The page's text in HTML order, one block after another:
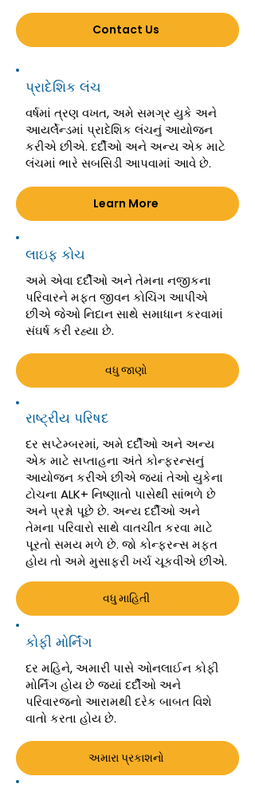
Contact Us
પ્રાદેશિક લંચ
વર્ષમાં ત્રણ વખત, અમે સમગ્ર યુકે અને
આયર્લેન્ડમાં પ્રાદેશિક લંચનું આયોજન
કરીએ છીએ. દર્દીઓ અને અન્ય એક માટે
લંચમાં ભારે સબસિડી આપવામાં આવે છે.
Learn More
લાઇફ કોચ
અમે એવા દર્દીઓ અને તેમના નજીકના
પરિવારને મફત જીવન કોચિંગ આપીએ
છીએ જેઓ નિદાન સાથે સમાધાન કરવામાં
સંઘર્ષ કરી રહ્યા છે.
વધુ જાણો
રાષ્ટ્રીય પરિષદ
દર સપ્ટેમ્બરમાં, અમે દર્દીઓ અને અન્ય
એક માટે સપ્તાહના અંતે કોન્ફરન્સનું
આયોજન કરીએ છીએ જ્યાં તેઓ યુકેના
ટોચના ALK+ નિષ્ણાતો પાસેથી સાંભળે છે
અને પ્રશ્નો પૂછે છે. અન્ય દર્દીઓ અને
તેમના પરિવારો સાથે વાતચીત કરવા માટે
પૂરતો સમય મળે છે. જો કોન્ફરન્સ મફત
હોય તો અમે મુસાફરી ખર્ચ ચૂકવીએ છીએ.
વધુ માહિતી
કોફી મોર્નિંગ
દર મહિને, અમારી પાસે ઓનલાઈન કોફી
મોર્નિંગ હોય છે જ્યાં દર્દીઓ અને
પરિવારજનો આરામથી દરેક બાબત વિશે
વાતો કરતા હોય છે.
અમારા પ્રકાશનો